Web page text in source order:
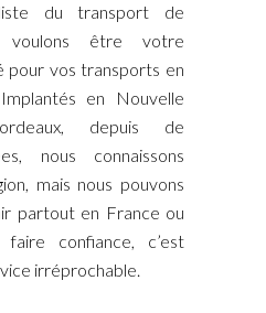
du transport de
voulons être votre
pour vos transports en
en Nouvelle
depuis de
nous connaissons
mais nous pouvons
partout en France ou
confiance, c’est
irréprochable.